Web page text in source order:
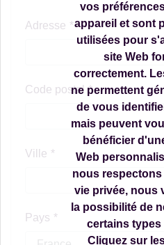
Adresse
Code postal
Ville
Pays
vos
appareil et sont
utilisées pour
site Web
correctement.
ne permettent
de vous
mais peuvent
bénéficier
Web
nous
vie privée, nous
la possibilité de
certains types
Cliquez sur